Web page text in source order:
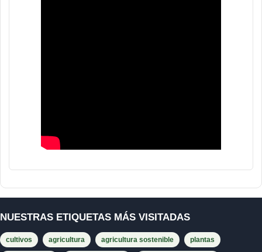
NUESTRAS ETIQUETAS MÁS VISITADAS
cultivos agricultura agricultura sostenible plantas